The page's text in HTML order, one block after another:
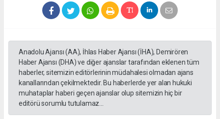
Anadolu Ajansı (AA), İhlas Haber Ajansı (İHA), Demirören
Haber Ajansı (DHA) ve diğer ajanslar tarafından eklenen tüm
haberler, sitemizin editörlerinin müdahalesi olmadan ajans
kanallarından çekilmektedir. Bu haberlerde yer alan hukuki
muhataplar haberi geçen ajanslar olup sitemizin hiç bir
editörü sorumlu tutulamaz...